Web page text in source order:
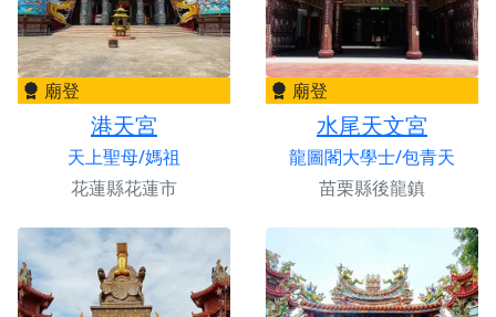
廟登
港天宮
天上聖母/媽祖
花蓮縣花蓮市
廟登
水尾天文宮
龍圖閣大學士/包青天
苗栗縣後龍鎮